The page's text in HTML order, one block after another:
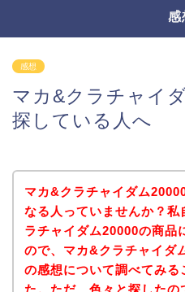
感
感想
マカ&クラチャイ
探している人へ
マカ&クラチャイダム
なる人っていませんか？私
ラチャイダム20000の商品
ので、マカ&クラチャイダ
の感想について調べてみる
た。ただ、色々と探したの